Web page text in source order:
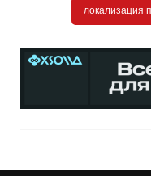
локализация